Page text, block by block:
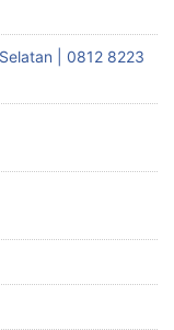
| 0812 8223